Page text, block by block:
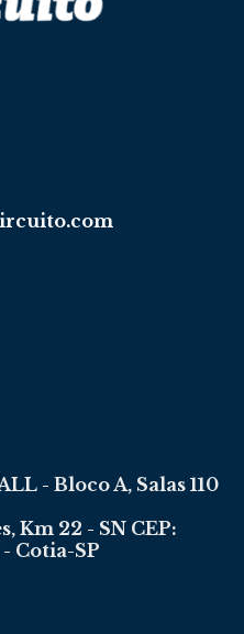
- Bloco A, Salas 110
Km 22 - SN CEP:
Cotia-SP